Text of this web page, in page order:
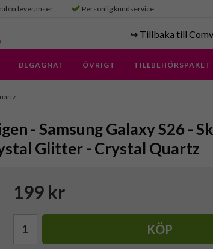
leveranser Personlig kundservice
↪️ Tillbaka till
BEGAGNAT ÖVRIGT TILLBEHÖRSPAKET
- Samsung Galaxy S26 -
Glitter - Crystal Quartz
199 kr
KÖP